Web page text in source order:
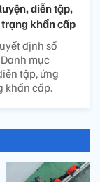
diễn tập,
khẩn cấp
định số
mục
tập, ứng
khẩn cấp.